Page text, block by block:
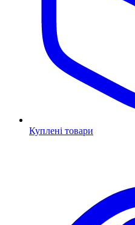
Куплені товари